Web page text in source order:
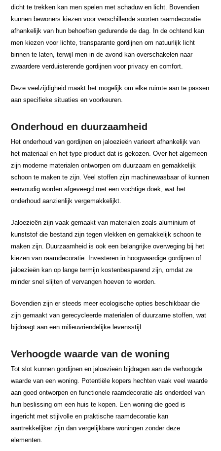
dicht te trekken kan men spelen met schaduw en licht. Bovendien
kunnen bewoners kiezen voor verschillende soorten raamdecoratie
afhankelijk van hun behoeften gedurende de dag. In de ochtend kan
men kiezen voor lichte, transparante gordijnen om natuurlijk licht
binnen te laten, terwijl men in de avond kan overschakelen naar
zwaardere verduisterende gordijnen voor privacy en comfort.
Deze veelzijdigheid maakt het mogelijk om elke ruimte aan te passen
aan specifieke situaties en voorkeuren.
Onderhoud en duurzaamheid
Het onderhoud van gordijnen en jaloezieën varieert afhankelijk van
het materiaal en het type product dat is gekozen. Over het algemeen
zijn moderne materialen ontworpen om duurzaam en gemakkelijk
schoon te maken te zijn. Veel stoffen zijn machinewasbaar of kunnen
eenvoudig worden afgeveegd met een vochtige doek, wat het
onderhoud aanzienlijk vergemakkelijkt.
Jaloezieën zijn vaak gemaakt van materialen zoals aluminium of
kunststof die bestand zijn tegen vlekken en gemakkelijk schoon te
maken zijn. Duurzaamheid is ook een belangrijke overweging bij het
kiezen van raamdecoratie. Investeren in hoogwaardige gordijnen of
jaloezieën kan op lange termijn kostenbesparend zijn, omdat ze
minder snel slijten of vervangen hoeven te worden.
Bovendien zijn er steeds meer ecologische opties beschikbaar die
zijn gemaakt van gerecycleerde materialen of duurzame stoffen, wat
bijdraagt aan een milieuvriendelijke levensstijl.
Verhoogde waarde van de woning
Tot slot kunnen gordijnen en jaloezieën bijdragen aan de verhoogde
waarde van een woning. Potentiële kopers hechten vaak veel waarde
aan goed ontworpen en functionele raamdecoratie als onderdeel van
hun beslissing om een huis te kopen. Een woning die goed is
ingericht met stijlvolle en praktische raamdecoratie kan
aantrekkelijker zijn dan vergelijkbare woningen zonder deze
elementen.